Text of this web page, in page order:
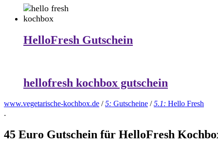
HelloFresh Gutschein
hellofresh kochbox gutschein
www.vegetarische-kochbox.de /5: Gutscheine /5.1: Hello Fresh
.
45 Euro Gutschein für HelloFresh